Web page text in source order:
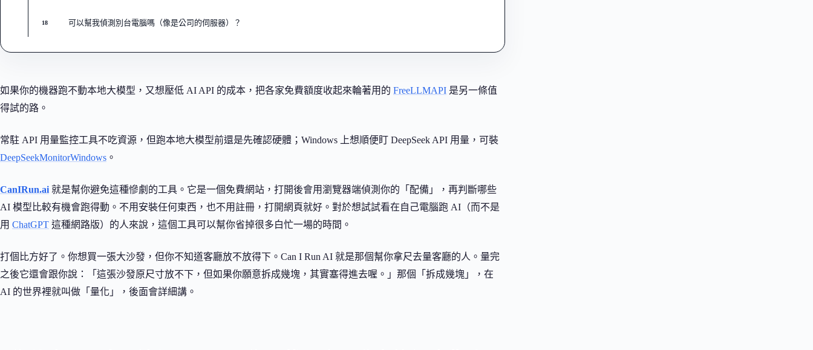
18 可以幫我偵測別台電腦嗎（像是公司的伺服器）？
如果你的機器跑不動本地大模型，又想壓低 AI API 的成本，把各家免費額度收起來輪著用的 FreeLLMAPI 是另一條值
得試的路。
常駐 API 用量監控工具不吃資源，但跑本地大模型前還是先確認硬體；Windows 上想順便盯 DeepSeek API 用量，可裝
DeepSeekMonitorWindows 。
CanIRun.ai 就是幫你避免這種慘劇的工具。它是一個免費網站，打開後會用瀏覽器端偵測你的「配備」，再判斷哪些
AI 模型比較有機會跑得動。不用安裝任何東西，也不用註冊，打開網頁就好。對於想試試看在自己電腦跑 AI（而不是
用 ChatGPT 這種網路版）的人來說，這個工具可以幫你省掉很多白忙一場的時間。
打個比方好了。你想買一張大沙發，但你不知道客廳放不放得下。Can I Run AI 就是那個幫你拿尺去量客廳的人。量完
之後它還會跟你說：「這張沙發原尺寸放不下，但如果你願意拆成幾塊，其實塞得進去喔。」那個「拆成幾塊」，在
AI 的世界裡就叫做「量化」，後面會詳細講。